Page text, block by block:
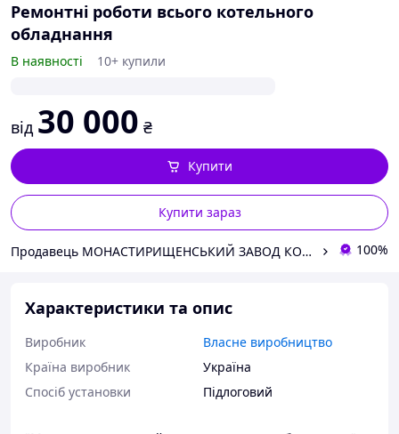
Ремонтні роботи всього котельного
обладнання
В наявності 10+ купили
від 30 000 ₴
Купити зараз
Купити
Продавець МОНАСТИРИЩЕНСЬКИЙ ЗАВОД КОТЕЛЬНОГО ОБЛАДНАННЯ 100%
Характеристики та опис
Виробник
Власне виробництво
Країна виробник
Україна
Спосіб установки
Підлоговий